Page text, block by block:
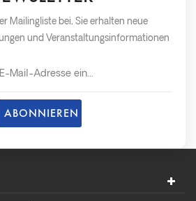
Mailingliste bei, Sie erhalten neue
und Veranstaltungsinformationen